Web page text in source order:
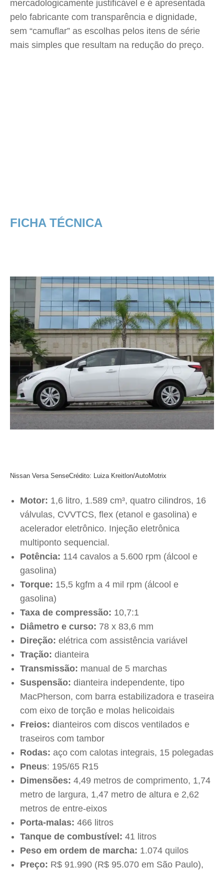
mercadologicamente justificável e é apresentada
pelo fabricante com transparência e dignidade,
sem “camuflar” as escolhas pelos itens de série
mais simples que resultam na redução do preço.
FICHA TÉCNICA
Nissan Versa SenseCrédito: Luiza Kreitlon/AutoMotrix
Motor: 1,6 litro, 1.589 cm³, quatro cilindros, 16
válvulas, CVVTCS, flex (etanol e gasolina) e
acelerador eletrônico. Injeção eletrônica
multiponto sequencial.
Potência: 114 cavalos a 5.600 rpm (álcool e
gasolina)
Torque: 15,5 kgfm a 4 mil rpm (álcool e
gasolina)
Taxa de compressão: 10,7:1
Diâmetro e curso: 78 x 83,6 mm
Direção: elétrica com assistência variável
Tração: dianteira
Transmissão: manual de 5 marchas
Suspensão: dianteira independente, tipo
MacPherson, com barra estabilizadora e traseira
com eixo de torção e molas helicoidais
Freios: dianteiros com discos ventilados e
traseiros com tambor
Rodas: aço com calotas integrais, 15 polegadas
Pneus: 195/65 R15
Dimensões: 4,49 metros de comprimento, 1,74
metro de largura, 1,47 metro de altura e 2,62
metros de entre-eixos
Porta-malas: 466 litros
Tanque de combustível: 41 litros
Peso em ordem de marcha: 1.074 quilos
Preço: R$ 91.990 (R$ 95.070 em São Paulo),